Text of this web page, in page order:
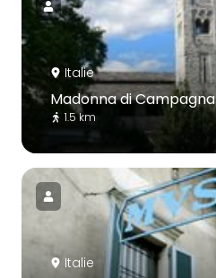
Italie
Madonna di Campagna
1.5 km
Italie